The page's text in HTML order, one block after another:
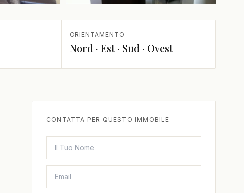
ORIENTAMENTO
Nord · Est · Sud · Ovest
CONTATTA PER QUESTO IMMOBILE